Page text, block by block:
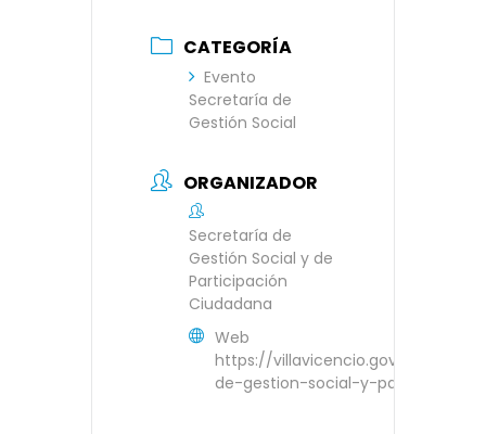
CATEGORÍA
Evento
Secretaría de
Gestión Social
ORGANIZADOR
Secretaría de
Gestión Social y de
Participación
Ciudadana
Web
https://villavicencio.gov.co/
de-gestion-social-y-